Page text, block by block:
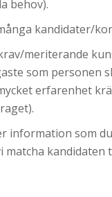
behov).
kandidater/
meriterande
som personen
erfarenhet
information som
matcha kandidaten